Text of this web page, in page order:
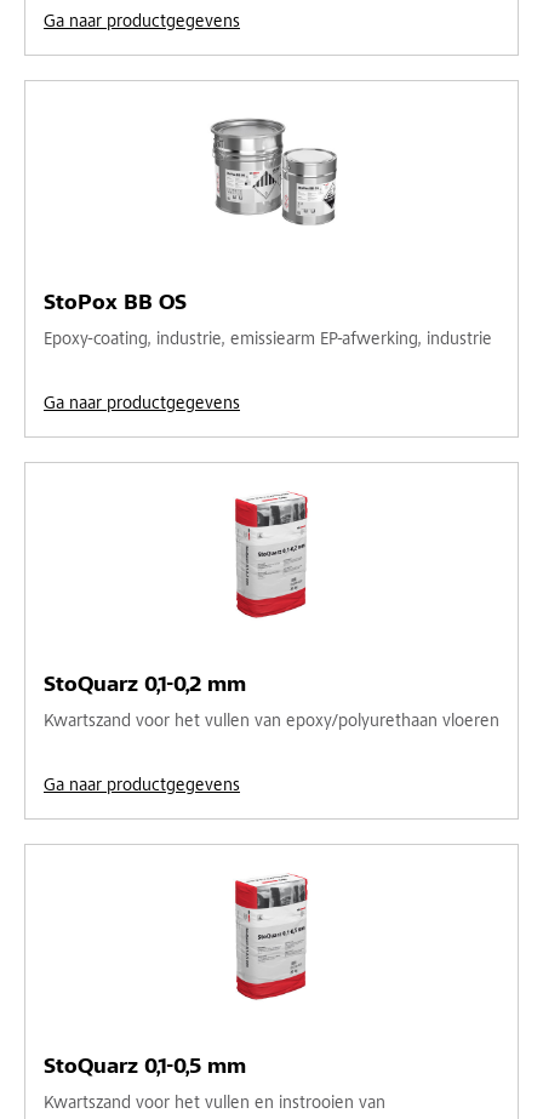
Ga naar productgegevens
StoPox BB OS
Epoxy-coating, industrie, emissiearm EP-afwerking, industrie
Ga naar productgegevens
StoQuarz 0,1-0,2 mm
Kwartszand voor het vullen van epoxy/polyurethaan vloeren
Ga naar productgegevens
StoQuarz 0,1-0,5 mm
Kwartszand voor het vullen en instrooien van